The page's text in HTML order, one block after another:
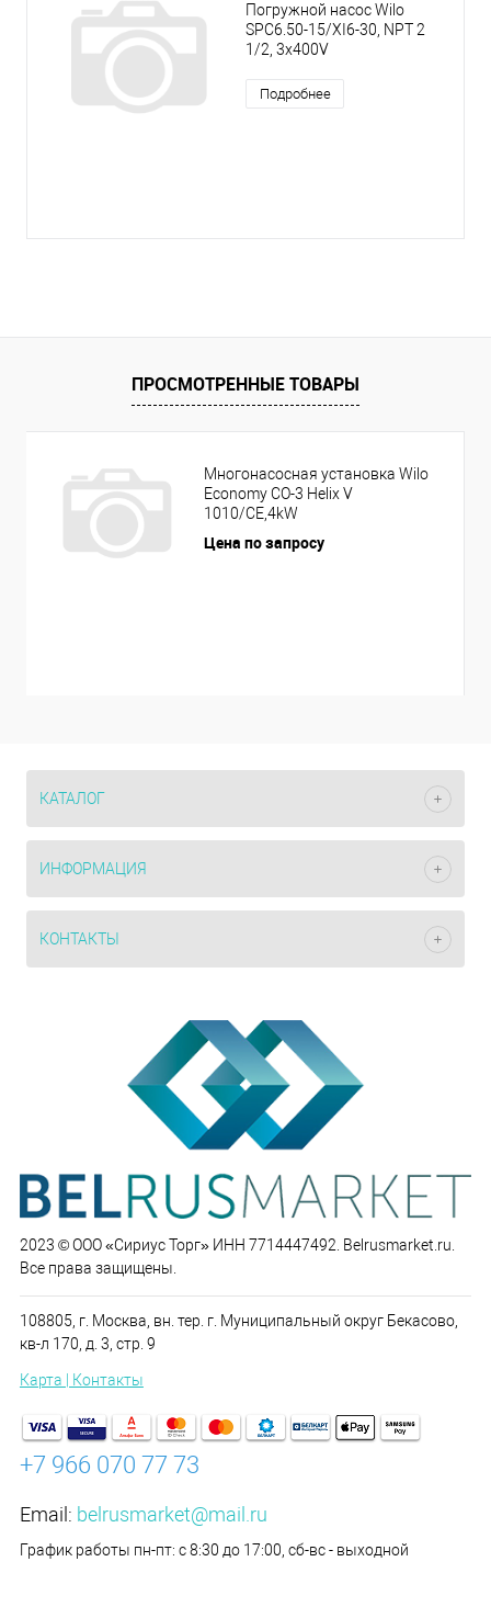
Погружной насос Wilo
SPC6.50-15/XI6-30, NPT 2
1/2, 3x400V
Подробнее
ПРОСМОТРЕННЫЕ ТОВАРЫ
Многонасосная установка Wilo
Economy CO-3 Helix V
1010/CE,4kW
Цена по запросу
КАТАЛОГ
ИНФОРМАЦИЯ
КОНТАКТЫ
2023 © ООО «Сириус Торг» ИНН 7714447492. Belrusmarket.ru.
Все права защищены.
108805, г. Москва, вн. тер. г. Муниципальный округ Бекасово,
кв-л 170, д. 3, стр. 9
Карта | Контакты
+7 966 070 77 73
Email: belrusmarket@mail.ru
График работы пн-пт: с 8:30 до 17:00, сб-вс - выходной